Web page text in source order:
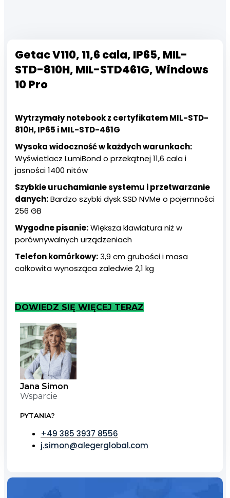
Getac V110, 11,6 cala, IP65, MIL-
STD-810H, MIL-STD461G, Windows
10 Pro
Wytrzymały notebook z certyfikatem MIL-STD-
810H, IP65 i MIL-STD-461G
Wysoka widoczność w każdych warunkach:
Wyświetlacz LumiBond o przekątnej 11,6 cala i
jasności 1400 nitów
Szybkie uruchamianie systemu i przetwarzanie
danych:Bardzo szybki dysk SSD NVMe o pojemności
256 GB
Wygodne pisanie:Większa klawiatura niż w
porównywalnych urządzeniach
Telefon komórkowy:3,9 cm grubości i masa
całkowita wynosząca zaledwie 2,1 kg
DOWIEDZ SIĘ WIĘCEJ TERAZ
Jana Simon
Wsparcie
PYTANIA?
+49 385 3937 8556
j.simon@alegerglobal.com